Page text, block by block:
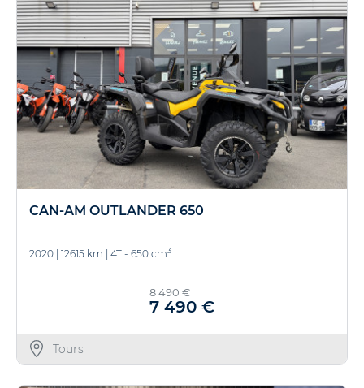
CAN-AM OUTLANDER 650
2020 12615 km 4T - 650 cm3
8 490 €
7 490 €
Tours